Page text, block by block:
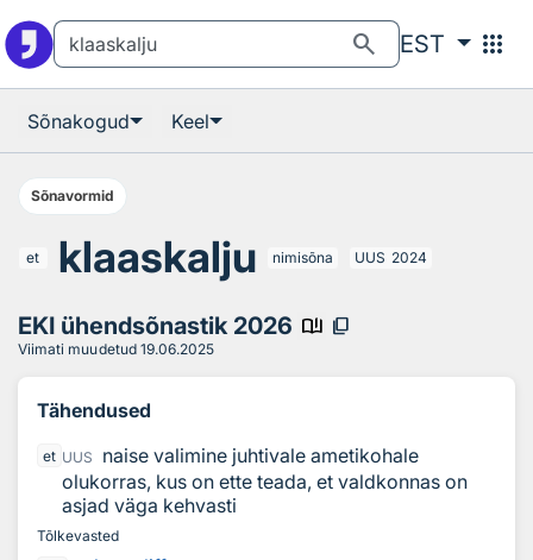
search EST apps
Sõnakogud Keel
Sõnavormid
et klaaskalju nimisõna UUS 2024
EKI ühendsõnastik 2026 book_ribbon content_copy
Viimati muudetud 19.06.2025
Tähendused
et UUS
naise valimine juhtivale ametikohale
olukorras, kus on ette teada, et valdkonnas on
asjad väga kehvasti
Tõlkevasted